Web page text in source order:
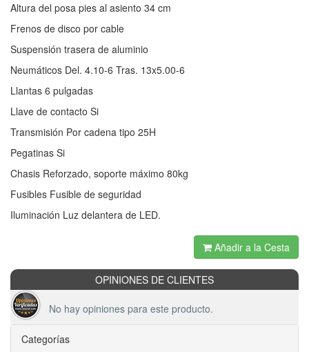
Altura del posa pies al asiento 34 cm
Frenos de disco por cable
Suspensión trasera de aluminio
Neumáticos Del. 4.10-6 Tras. 13x5.00-6
Llantas 6 pulgadas
Llave de contacto Si
Transmisión Por cadena tipo 25H
Pegatinas Si
Chasis Reforzado, soporte máximo 80kg
Fusibles Fusible de seguridad
Iluminación Luz delantera de LED.
Añadir a la Cesta
OPINIONES DE CLIENTES
No hay opiniones para este producto.
Categorías